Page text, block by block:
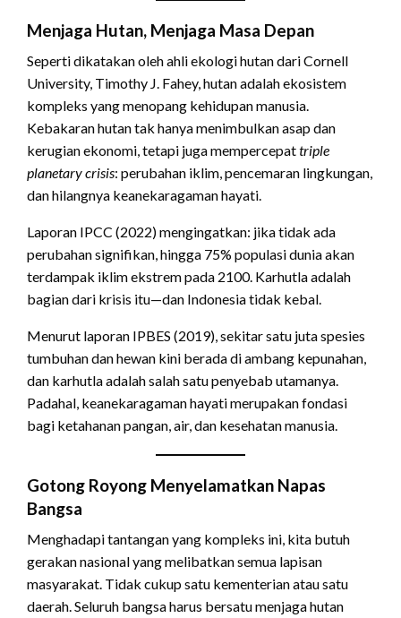
Menjaga Hutan, Menjaga Masa Depan
Seperti dikatakan oleh ahli ekologi hutan dari Cornell
University, Timothy J. Fahey, hutan adalah ekosistem
kompleks yang menopang kehidupan manusia.
Kebakaran hutan tak hanya menimbulkan asap dan
kerugian ekonomi, tetapi juga mempercepattriple
planetary crisis: perubahan iklim, pencemaran lingkungan,
dan hilangnya keanekaragaman hayati.
Laporan IPCC (2022) mengingatkan: jika tidak ada
perubahan signifikan, hingga 75% populasi dunia akan
terdampak iklim ekstrem pada 2100. Karhutla adalah
bagian dari krisis itu—dan Indonesia tidak kebal.
Menurut laporan IPBES (2019), sekitar satu juta spesies
tumbuhan dan hewan kini berada di ambang kepunahan,
dan karhutla adalah salah satu penyebab utamanya.
Padahal, keanekaragaman hayati merupakan fondasi
bagi ketahanan pangan, air, dan kesehatan manusia.
Gotong Royong Menyelamatkan Napas
Bangsa
Menghadapi tantangan yang kompleks ini, kita butuh
gerakan nasional yang melibatkan semua lapisan
masyarakat. Tidak cukup satu kementerian atau satu
daerah. Seluruh bangsa harus bersatu menjaga hutan